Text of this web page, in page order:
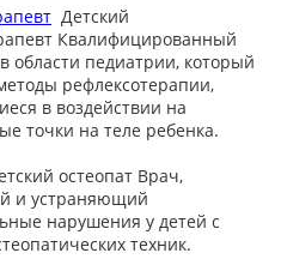
Детский
Квалифицированный
области педиатрии, который
рефлексотерапии,
в воздействии на
точки на теле ребенка.
остеопат Врач,
и устраняющий
нарушения у детей с
техник.